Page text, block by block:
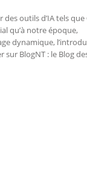
outils d’IA tels que
qu’à notre époque,
dynamique,
sur BlogNT : le Blog